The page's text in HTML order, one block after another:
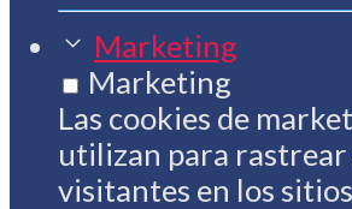
Marketing
Marketing
Las cookies de
utilizan para rastrear
visitantes en los